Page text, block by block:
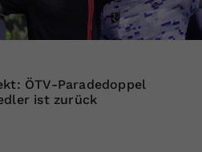
ÖTV-Paradedoppel
ist zurück